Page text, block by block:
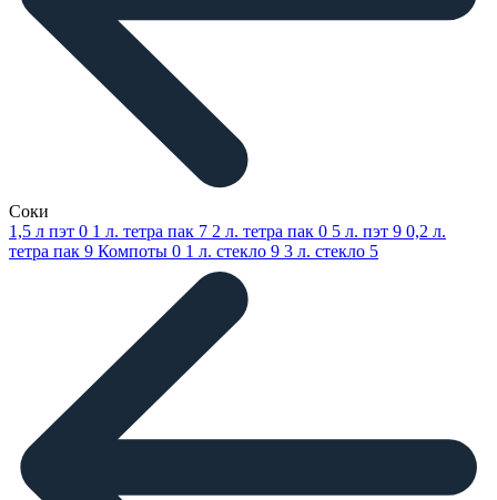
Соки
1,5 л пэт 0 1 л. тетра пак 7 2 л. тетра пак 0 5 л. пэт 9 0,2 л.
тетра пак 9 Компоты 0 1 л. стекло 9 3 л. стекло 5